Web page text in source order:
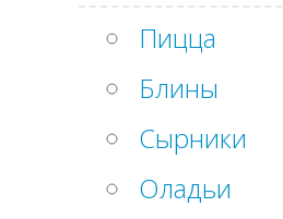
Пицца
Блины
Сырники
Оладьи